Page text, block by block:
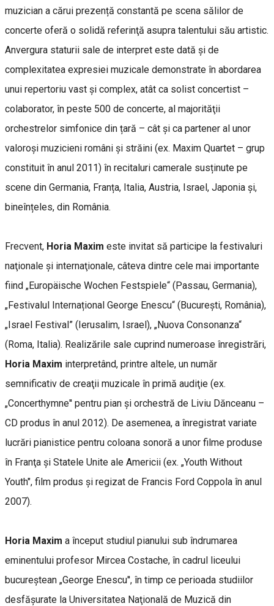
muzician a cărui prezență constantă pe scena sălilor de
concerte oferă o solidă referinţă asupra talentului său artistic.
Anvergura staturii sale de interpret este dată și de
complexitatea expresiei muzicale demonstrate în abordarea
unui repertoriu vast şi complex, atât ca solist concertist –
colaborator, în peste 500 de concerte, al majorităţii
orchestrelor simfonice din țară – cât şi ca partener al unor
valoroși muzicieni români şi străini (ex. Maxim Quartet – grup
constituit în anul 2011) în recitaluri camerale susținute pe
scene din Germania, Franța, Italia, Austria, Israel, Japonia și,
bineînțeles, din România.
Frecvent, Horia Maxim este invitat să participe la festivaluri
naţionale şi internaţionale, câteva dintre cele mai importante
fiind „Europäische Wochen Festspiele“ (Passau, Germania),
„Festivalul Internațional George Enescu“ (București, România),
„Israel Festival” (Ierusalim, Israel), „Nuova Consonanza“
(Roma, Italia). Realizările sale cuprind numeroase înregistrări,
Horia Maxim interpretând, printre altele, un număr
semnificativ de creaţii muzicale în primă audiţie (ex.
„Concerthymne'' pentru pian și orchestră de Liviu Dănceanu –
CD produs în anul 2012). De asemenea, a înregistrat variate
lucrări pianistice pentru coloana sonoră a unor filme produse
în Franţa şi Statele Unite ale Americii (ex. „Youth Without
Youth", film produs şi regizat de Francis Ford Coppola în anul
2007).
Horia Maxim a început studiul pianului sub îndrumarea
eminentului profesor Mircea Costache, în cadrul liceului
bucureştean „George Enescu'', în timp ce perioada studiilor
desfăşurate la Universitatea Naţională de Muzică din